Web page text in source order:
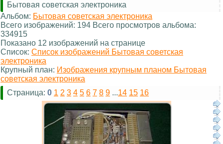
Бытовая советская электроника
Альбом: Бытовая советская электроника
Всего изображений: 194 Всего просмотров альбома:
334915
Показано 12 изображений на странице
Список: Список изображений Бытовая советская
электроника
Крупный план: Изображения крупным планом Бытовая
советская электроника
Страница: 0 1 2 3 4 5 6 7 8 9 ...14 15 16